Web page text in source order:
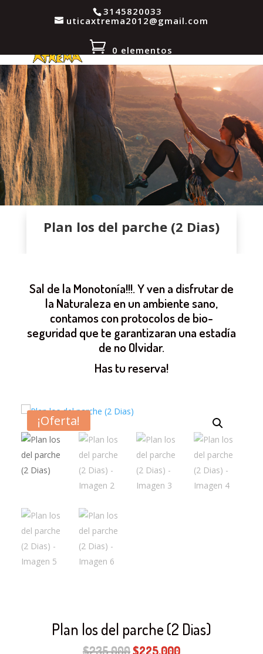
3145820033
uticaxtrema2012@gmail.com
0 elementos
Plan los del parche (2 Dias)
Sal de la Monotonía!!!. Y ven a disfrutar de
la Naturaleza en un ambiente sano,
contamos con protocolos de bio-
seguridad que te garantizaran una estadía
de no Olvidar.
Has tu reserva!
¡Oferta!
Plan los del parche (2 Dias)
$235,000El
$225,000El